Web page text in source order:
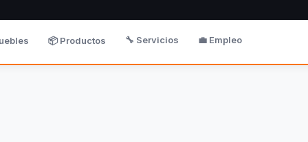
📦 Productos 🔧 Servicios 💼 Empleo